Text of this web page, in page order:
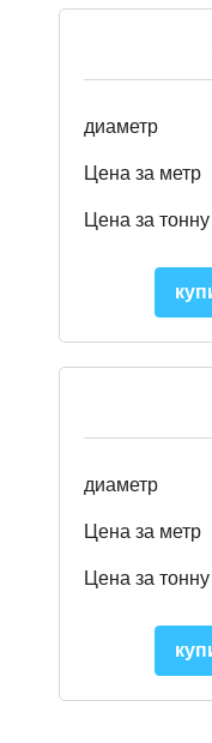
диаметр
Цена за метр
Цена за тонну
диаметр
Цена за метр
Цена за тонну